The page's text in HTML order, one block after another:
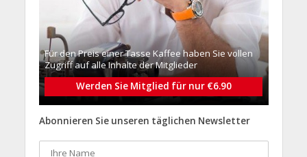
Für den Preis einer Tasse Kaffee haben Sie vollen
Zugriff auf alle Inhalte der Mitglieder
Werden Sie Mitglied für nur €6.90
Abonnieren Sie unseren täglichen Newsletter